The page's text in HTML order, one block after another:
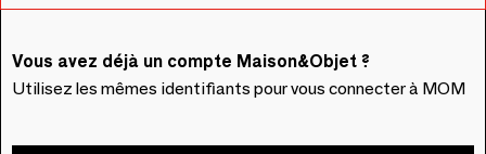
Vous avez déjà un compte Maison&Objet ?
Utilisez les mêmes identifiants pour vous connecter à MOM